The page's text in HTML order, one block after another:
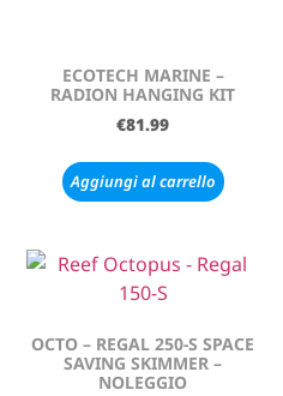
ECOTECH MARINE –
RADION HANGING KIT
€81.99
Aggiungi al carrello
OCTO – REGAL 250-S SPACE
SAVING SKIMMER –
NOLEGGIO